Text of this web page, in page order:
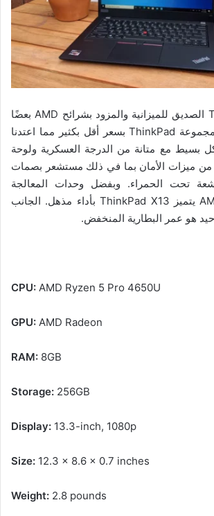
يوفر ThinkPad X13 الصديق للميزانية والمزود بشرائح AMD بعضًا
من أفضل حواسب مجموعة ThinkPad بسعر أقل بكثير مما اعتدنا
بسيط مع متانة من الدرجة العسكرية ولوحة
من ميزات الأمان بما في ذلك مستشعر بصمات
تحت الحمراء. وبفضل وحدات المعالجة
المركزية AMD Ryzen يتميز ThinkPad X13 بأداء مذهل. الجانب
هو عمر البطارية المنخفض.
CPU: AMD Ryzen 5 Pro 4650U
GPU: AMD Radeon
RAM: 8GB
Storage: 256GB
Display: 13.3-inch, 1080p
Size: 12.3 x 8.6 x 0.7 inches
Weight: 2.8 pounds